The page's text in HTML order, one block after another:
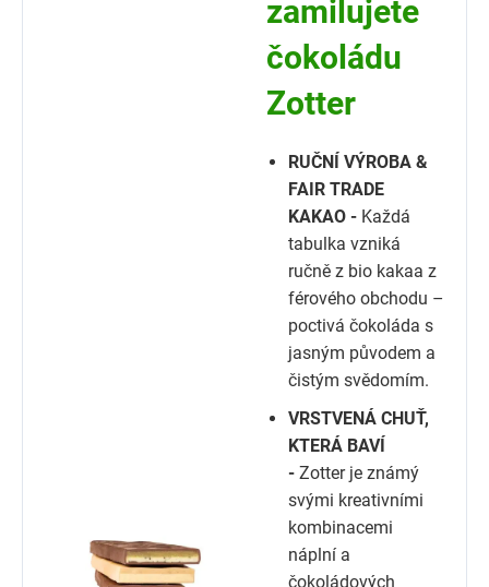
zamilujete
čokoládu
Zotter
RUČNÍ VÝROBA &
FAIR TRADE
KAKAO - Každá
tabulka vzniká
ručně z bio kakaa z
férového obchodu –
poctivá čokoláda s
jasným původem a
čistým svědomím.
VRSTVENÁ CHUŤ,
KTERÁ BAVÍ
- Zotter je známý
svými kreativními
kombinacemi
náplní a
čokoládových